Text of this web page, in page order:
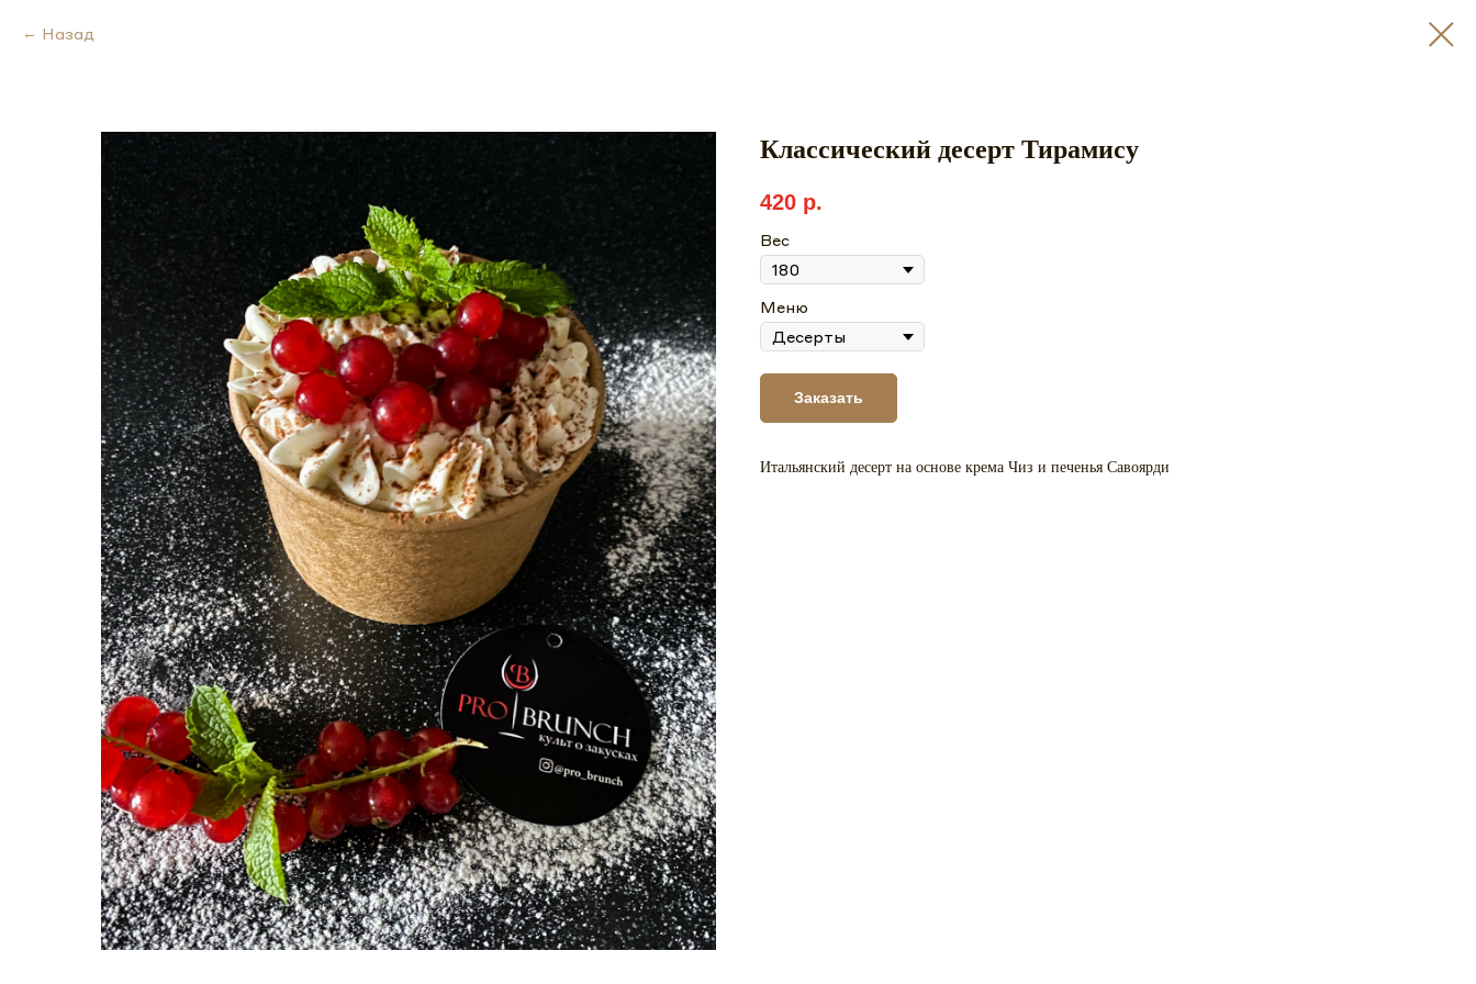
Назад
Классический десерт Тирамису
420 р.
Вес
Меню
Заказать
Итальянский десерт на основе крема Чиз и печенья Савоярди